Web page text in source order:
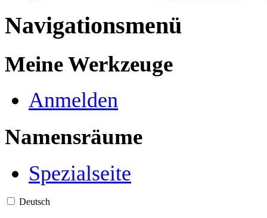
Navigationsmenü
Meine Werkzeuge
Anmelden
Namensräume
Spezialseite
Deutsch